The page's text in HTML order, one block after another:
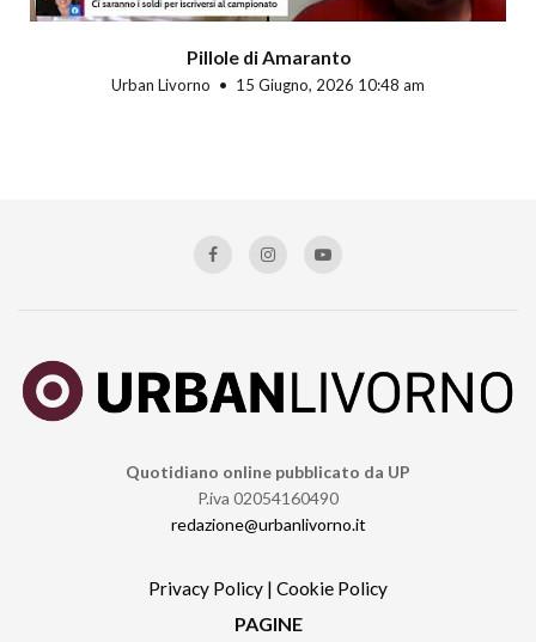
Pillole di Amaranto
Urban Livorno 15 Giugno, 2026 10:48 am
Quotidiano online pubblicato da UP
P.iva 02054160490
redazione@urbanlivorno.it
Privacy Policy | Cookie Policy
PAGINE